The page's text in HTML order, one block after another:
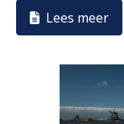
Lees meer